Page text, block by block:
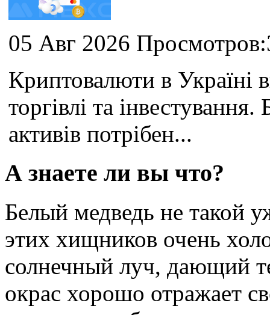
05 Авг 2026
Криптовалюти в Україні
торгівлі та
активів потрібен...
А знаете ли вы что?
Белый медведь не такой
этих хищников очень
солнечный луч, дающий
окрас хорошо отражает